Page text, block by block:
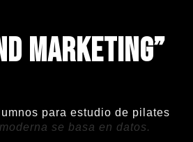
marketing”
se basa en datos.